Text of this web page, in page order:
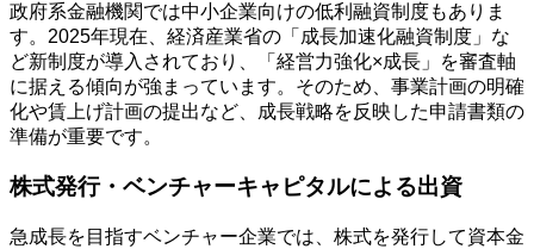
政府系金融機関では中小企業向けの低利融資制度もありま
す。2025年現在、経済産業省の「成長加速化融資制度」な
ど新制度が導入されており、「経営力強化×成長」を審査軸
に据える傾向が強まっています。そのため、事業計画の明確
化や賃上げ計画の提出など、成長戦略を反映した申請書類の
準備が重要です。
株式発行・ベンチャーキャピタルによる出資
急成長を目指すベンチャー企業では、株式を発行して資本金